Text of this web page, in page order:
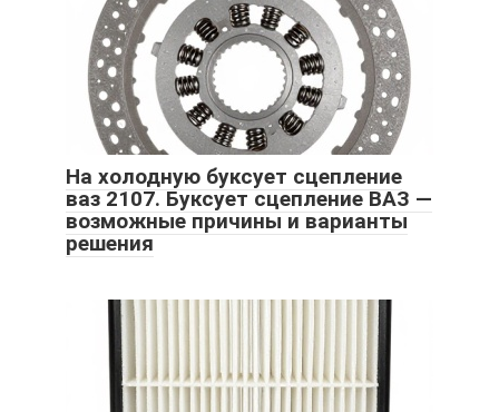
На холодную буксует сцепление
ваз 2107. Буксует сцепление ВАЗ —
возможные причины и варианты
решения